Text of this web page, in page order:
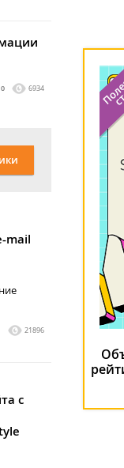
0 6934
mail
21896
c